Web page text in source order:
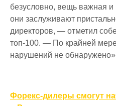
безусловно, вещь важная
они заслуживают
директоров, — отметил
топ-100. — По крайней мере
нарушений не
Навигация
Форекс-дилеры смогут